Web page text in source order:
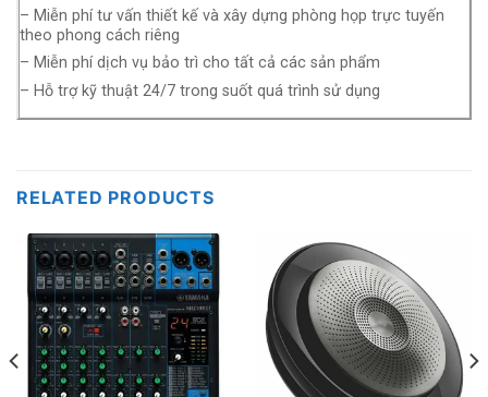
– Miễn phí tư vấn thiết kế và xây dựng phòng họp trực tuyến
theo phong cách riêng
– Miễn phí dịch vụ bảo trì cho tất cả các sản phẩm
– Hỗ trợ kỹ thuật 24/7 trong suốt quá trình sử dụng
RELATED PRODUCTS